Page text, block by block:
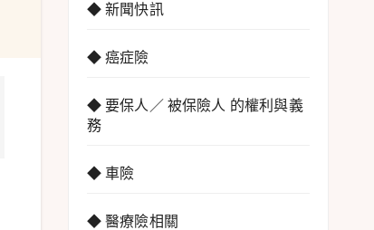
◆ 新聞快訊
◆ 癌症險
◆ 要保人／ 被保險人 的權利與義
務
◆ 車險
◆ 醫療險相關